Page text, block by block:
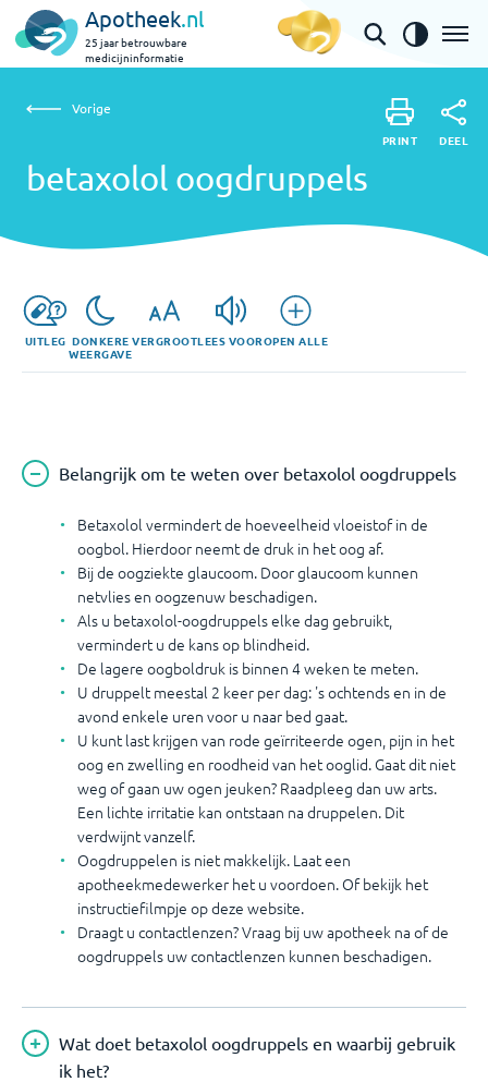
Apotheek.nl
25 jaar betrouwbare
medicijninformatie
betaxolol oogdruppels
Vorige
betaxolol oogdruppels
PRINT DEEL
UITLEG DONKERE
WEERGAVE
VERGROOTLEES VOOROPEN ALLE
Belangrijk om te weten over betaxolol oogdruppels
Betaxolol vermindert de hoeveelheid vloeistof in de
oogbol. Hierdoor neemt de druk in het oog af.
Bij de oogziekte glaucoom. Door glaucoom kunnen
netvlies en oogzenuw beschadigen.
Als u betaxolol-oogdruppels elke dag gebruikt,
vermindert u de kans op blindheid.
De lagere oogboldruk is binnen 4 weken te meten.
U druppelt meestal 2 keer per dag: 's ochtends en in de
avond enkele uren voor u naar bed gaat.
U kunt last krijgen van rode geïrriteerde ogen, pijn in het
oog en zwelling en roodheid van het ooglid. Gaat dit niet
weg of gaan uw ogen jeuken? Raadpleeg dan uw arts.
Een lichte irritatie kan ontstaan na druppelen. Dit
verdwijnt vanzelf.
Oogdruppelen is niet makkelijk. Laat een
apotheekmedewerker het u voordoen. Of bekijk het
instructiefilmpje op deze website.
Draagt u contactlenzen? Vraag bij uw apotheek na of de
oogdruppels uw contactlenzen kunnen beschadigen.
Wat doet betaxolol oogdruppels en waarbij gebruik
ik het?